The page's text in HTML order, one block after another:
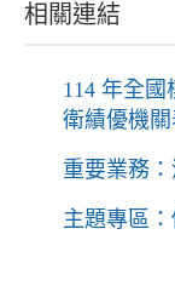
相關連結
114 年全
衛績優機
重要業務
主題專區